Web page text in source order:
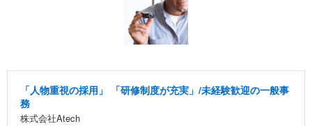
「人物重視の採用」 「研修制度が充実」/未経験歓迎の一般事
務
株式会社Atech